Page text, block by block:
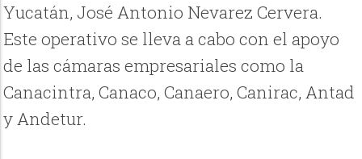
Yucatán, José Antonio Nevarez Cervera.
Este operativo se lleva a cabo con el apoyo
de las cámaras empresariales como la
Canacintra, Canaco, Canaero, Canirac, Antad
y Andetur.